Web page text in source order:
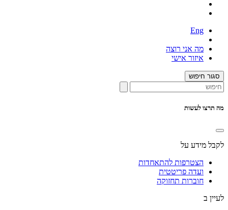
Eng
מה אני רוצה
איזור אישי
סגור חיפוש
מה תרצו לעשות
לקבל מידע על
הצטרפות להתאחדות
ועדה פריטטית
חוברות תחזוקה
לעיין ב